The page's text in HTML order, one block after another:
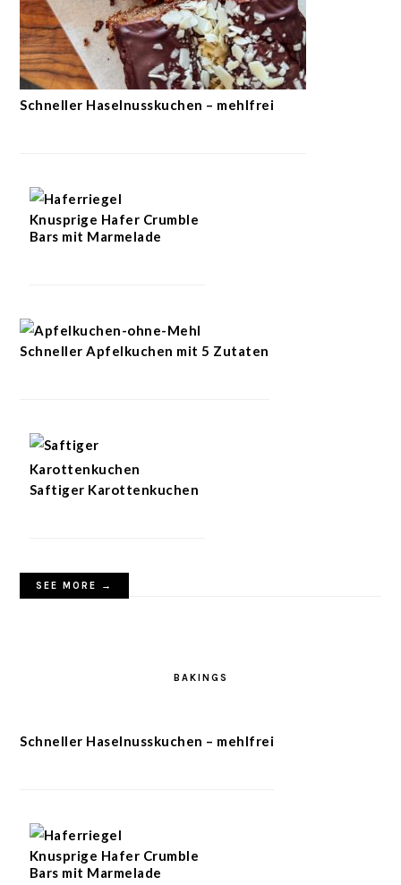
Schneller Haselnusskuchen – mehlfrei
Knusprige Hafer Crumble
Bars mit Marmelade
Schneller Apfelkuchen mit 5 Zutaten
Saftiger Karottenkuchen
SEE MORE →
BAKINGS
Schneller Haselnusskuchen – mehlfrei
Knusprige Hafer Crumble
Bars mit Marmelade